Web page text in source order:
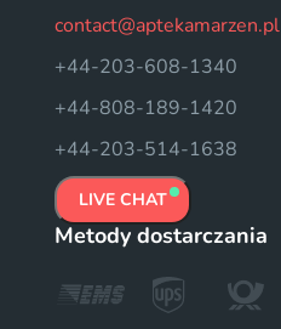
contact@aptekamarzen.pl
+44-203-608-1340
+44-808-189-1420
+44-203-514-1638
LIVE CHAT
Metody dostarczania